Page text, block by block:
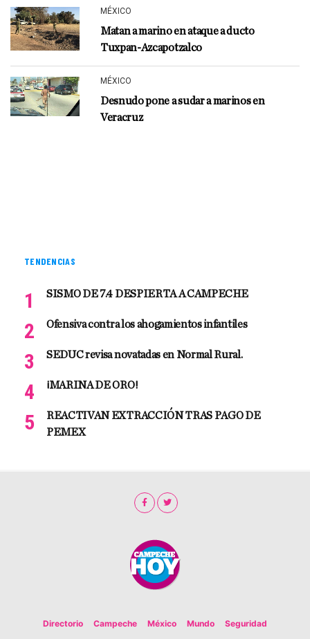
MÉXICO
Matan a marino en ataque a ducto
Tuxpan-Azcapotzalco
MÉXICO
Desnudo pone a sudar a marinos en
Veracruz
TENDENCIAS
SISMO DE 7.4 DESPIERTA A CAMPECHE
Ofensiva contra los ahogamientos infantiles
SEDUC revisa novatadas en Normal Rural.
¡MARINA DE ORO!
REACTIVAN EXTRACCIÓN TRAS PAGO DE
PEMEX
Directorio Campeche México Mundo Seguridad